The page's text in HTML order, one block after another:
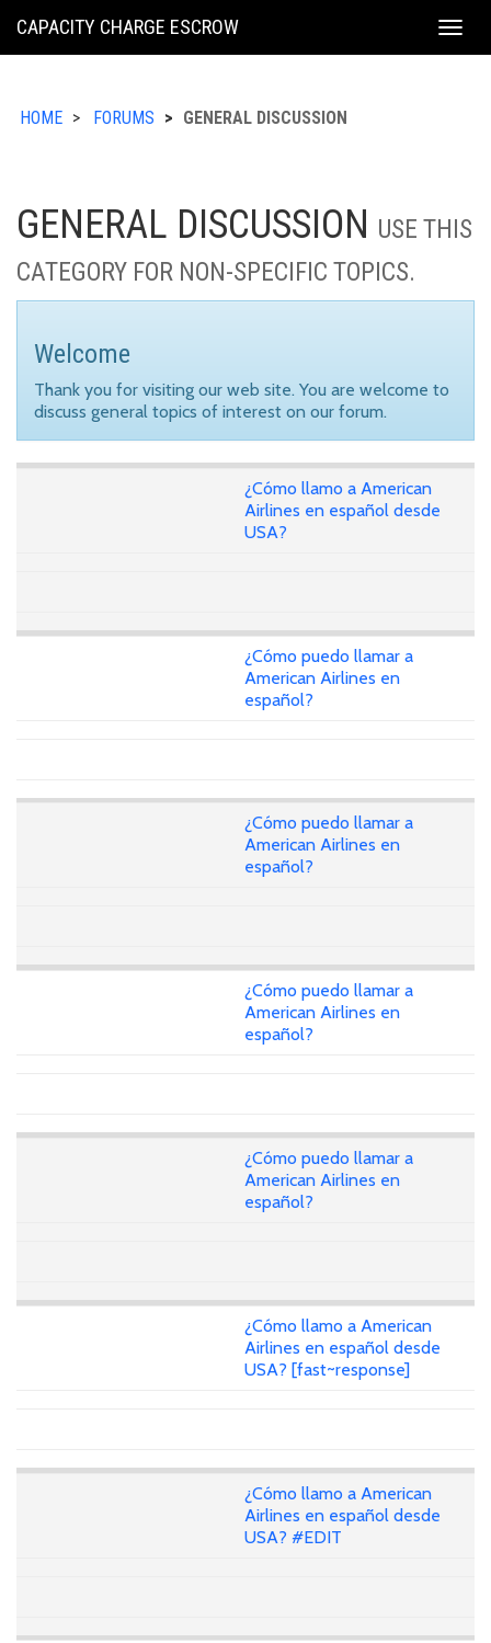
KING
CAPACITY CHARGE ESCROW
HOME FORUMS GENERAL DISCUSSION
GENERAL DISCUSSION USE THIS
CATEGORY FOR NON-SPECIFIC TOPICS.
Welcome
Thank you for visiting our web site. You are welcome to
discuss general topics of interest on our forum.
¿Cómo llamo a American
Airlines en español desde
USA?
¿Cómo puedo llamar a
American Airlines en
español?
¿Cómo puedo llamar a
American Airlines en
español?
¿Cómo puedo llamar a
American Airlines en
español?
¿Cómo puedo llamar a
American Airlines en
español?
¿Cómo llamo a American
Airlines en español desde
USA? [fast~response]
¿Cómo llamo a American
Airlines en español desde
USA? #EDIT